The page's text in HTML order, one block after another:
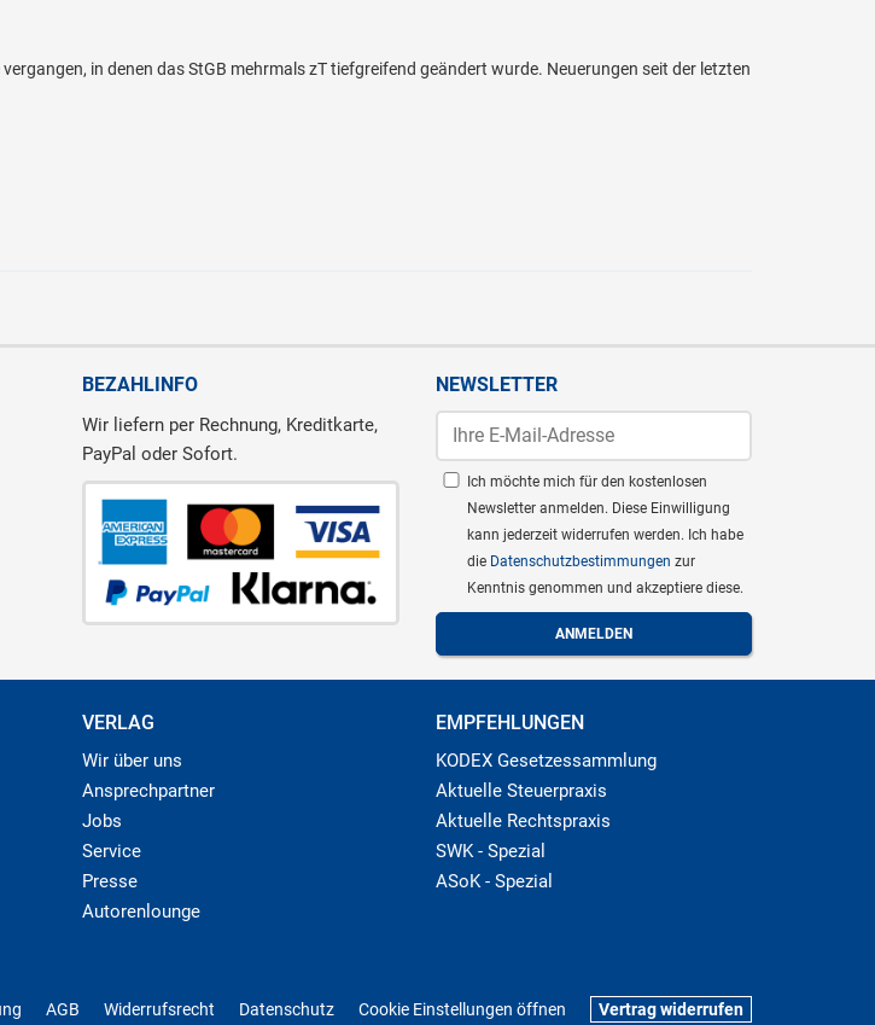
in denen das StGB mehrmals zT tiefgreifend geändert wurde. Neuerungen seit der letzten
BEZAHLINFO
Wir liefern per Rechnung, Kreditkarte,
PayPal oder Sofort.
NEWSLETTER
Ich möchte mich für den kostenlosen
Newsletter anmelden. Diese Einwilligung
kann jederzeit widerrufen werden. Ich habe
die Datenschutzbestimmungen zur
Kenntnis genommen und akzeptiere diese.
VERLAG
Wir über uns
Ansprechpartner
Jobs
Service
Presse
Autorenlounge
EMPFEHLUNGEN
KODEX Gesetzessammlung
Aktuelle Steuerpraxis
Aktuelle Rechtspraxis
SWK - Spezial
ASoK - Spezial
AGB Widerrufsrecht Datenschutz Cookie Einstellungen öffnen Vertrag widerrufen